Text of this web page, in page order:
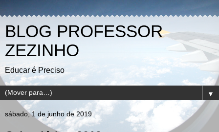
BLOG PROFESSOR
ZEZINHO
Educar é Preciso
▼
sábado, 1 de junho de 2019